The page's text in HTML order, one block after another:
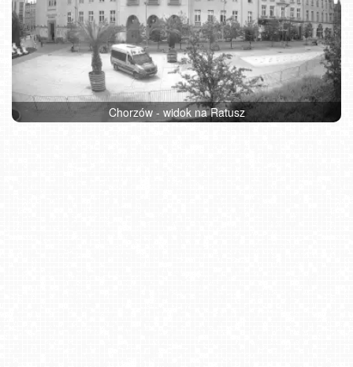
Chorzów - widok na Ratusz